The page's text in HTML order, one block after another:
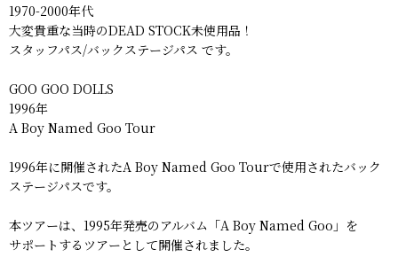
1970-2000年代
大変貴重な当時のDEAD STOCK未使用品！
スタッフパス/バックステージパス です。
GOO GOO DOLLS
1996年
A Boy Named Goo Tour
1996年に開催されたA Boy Named Goo Tourで使用されたバック
ステージパスです。
本ツアーは、1995年発売のアルバム「A Boy Named Goo」を
サポートするツアーとして開催されました。